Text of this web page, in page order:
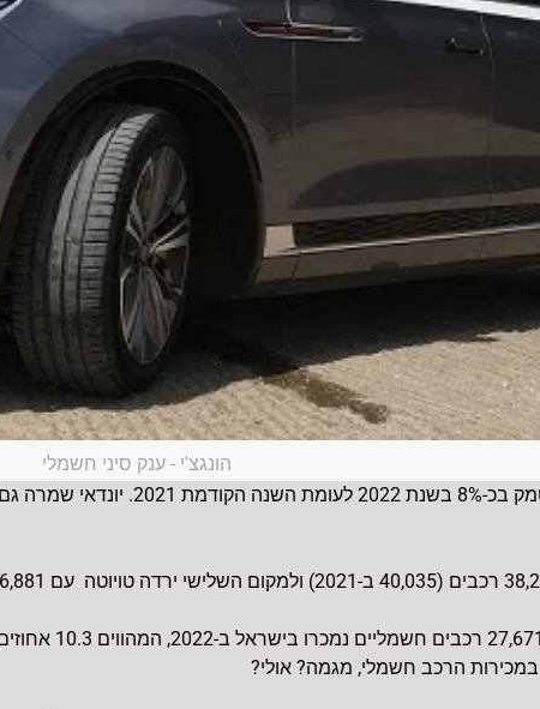
הונגצ'י - ענק סיני חשמלי
בגזרת הרכב
הרכב חשמלי, מגמה? אולי?